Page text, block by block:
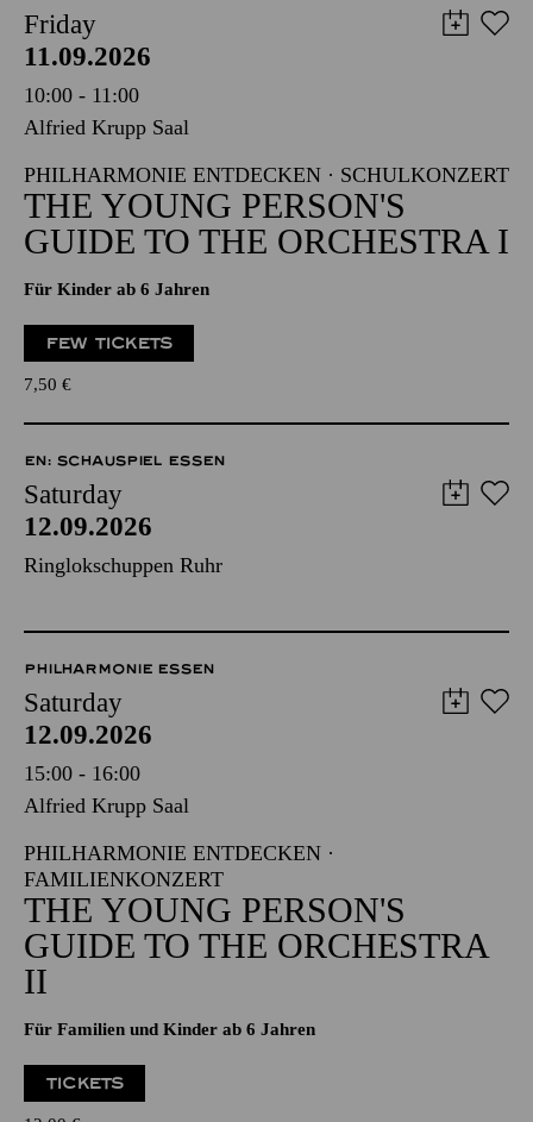
Friday
11.09.2026
10:00 - 11:00
Alfried Krupp Saal
PHILHARMONIE ENTDECKEN · SCHULKONZERT
THE YOUNG PERSON'S
GUIDE TO THE ORCHESTRA I
Für Kinder ab 6 Jahren
FEW TICKETS
7,50 €
EN: SCHAUSPIEL ESSEN
Saturday
12.09.2026
Ringlokschuppen Ruhr
PHILHARMONIE ESSEN
Saturday
12.09.2026
15:00 - 16:00
Alfried Krupp Saal
PHILHARMONIE ENTDECKEN ·
FAMILIENKONZERT
THE YOUNG PERSON'S
GUIDE TO THE ORCHESTRA
II
Für Familien und Kinder ab 6 Jahren
TICKETS